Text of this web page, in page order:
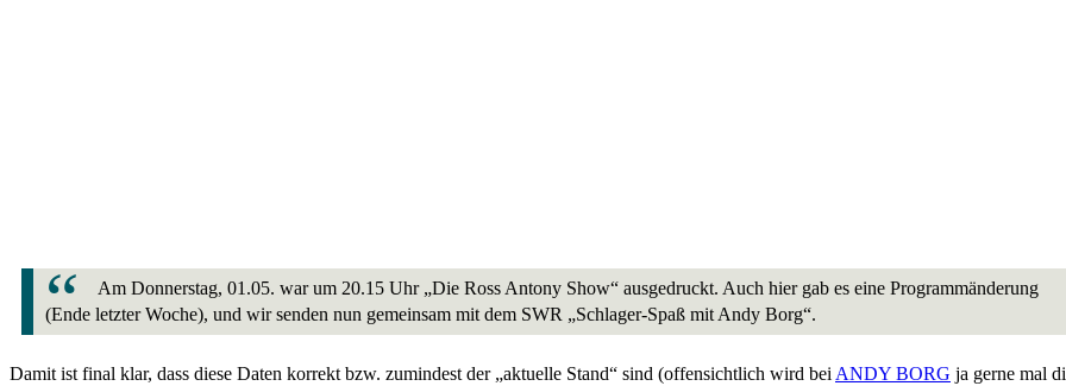
Am Donnerstag, 01.05. war um 20.15 Uhr „Die Ross Antony Show“ ausgedruckt. Auch hier gab es eine Programmänderung
(Ende letzter Woche), und wir senden nun gemeinsam mit dem SWR „Schlager-Spaß mit Andy Borg“.
Damit ist final klar, dass diese Daten korrekt bzw. zumindest der „aktuelle Stand“ sind (offensichtlich wird bei ANDY BORG ja gerne mal